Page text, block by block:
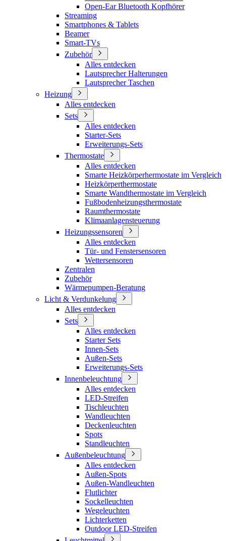
Open-Ear Bluetooth Kopfhörer
Streaming
Smartphones & Tablets
Beamer
Smart-TVs
Zubehör
Alles entdecken
Lautsprecher Halterungen
Lautsprecher Taschen
Heizung
Alles entdecken
Sets
Alles entdecken
Starter-Sets
Erweiterungs-Sets
Thermostate
Alles entdecken
Smarte Heizkörperhermostate im Vergleich
Heizkörperthermostate
Smarte Wandthermostate im Vergleich
Fußbodenheizungsthermostate
Raumthermostate
Klimaanlagensteuerung
Heizungssensoren
Alles entdecken
Tür- und Fenstersensoren
Wettersensoren
Zentralen
Zubehör
Wärmepumpen-Beratung
Licht & Verdunkelung
Alles entdecken
Sets
Alles entdecken
Starter Sets
Innen-Sets
Außen-Sets
Erweiterungs-Sets
Innenbeleuchtung
Alles entdecken
LED-Streifen
Tischleuchten
Wandleuchten
Deckenleuchten
Spots
Standleuchten
Außenbeleuchtung
Alles entdecken
Außen-Spots
Außen-Wandleuchten
Flutlichter
Sockelleuchten
Wegeleuchten
Lichterketten
Outdoor LED-Streifen